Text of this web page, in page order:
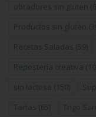
obradores sin gluten
Productos sin gluten
Recetas Saladas (59)
Repostería creativa
sin lactosa (150)
Tartas (65) Trigo